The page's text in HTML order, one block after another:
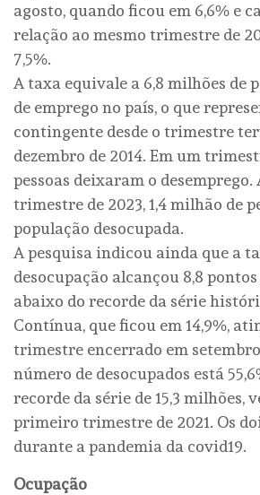
agosto, quando ficou em 6,6% e
relação ao mesmo trimestre de
7,5%.
A taxa equivale a 6,8 milhões de
de emprego no país, o que
contingente desde o trimestre
dezembro de 2014. Em um
pessoas deixaram o desemprego.
trimestre de 2023, 1,4 milhão de
população desocupada.
A pesquisa indicou ainda que a
desocupação alcançou 8,8
abaixo do recorde da série
Contínua, que ficou em 14,9%,
trimestre encerrado em setembro
número de desocupados está
recorde da série de 15,3 milhões,
primeiro trimestre de 2021. Os
durante a pandemia da covid19.
Ocupação